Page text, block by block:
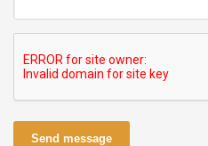
Send message